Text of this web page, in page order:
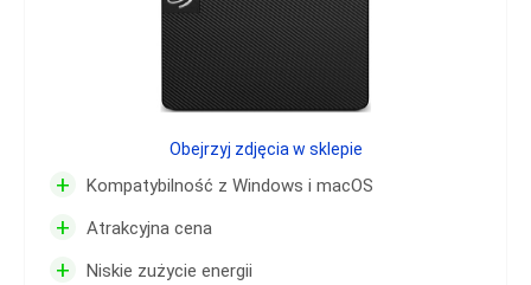
+ Kompatybilność z Windows i macOS
+ Atrakcyjna cena
+ Niskie zużycie energii
Obejrzyj zdjęcia w sklepie